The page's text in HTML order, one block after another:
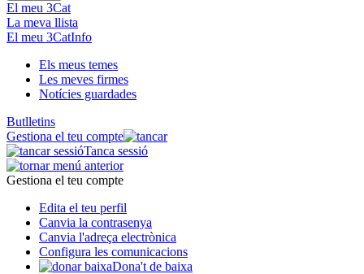
El meu 3Cat
La meva llista
El meu 3CatInfo
Els meus temes
Les meves firmes
Notícies guardades
Butlletins
Gestiona el teu compte
Tanca sessió
Gestiona el teu compte
Edita el teu perfil
Canvia la contrasenya
Canvia l'adreça electrònica
Configura les comunicacions
Dona't de baixa